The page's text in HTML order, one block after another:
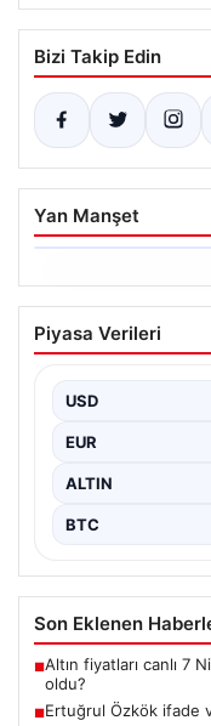
Bizi Takip Edin
Yan Manşet
06.08.2026
Ertuğrul
ucundan bile
Piyasa Verileri
USD
EUR
ALTIN
BTC
Son Eklenen
■Altın fiyatları canlı 7
oldu?
■Ertuğrul Özkök ifade